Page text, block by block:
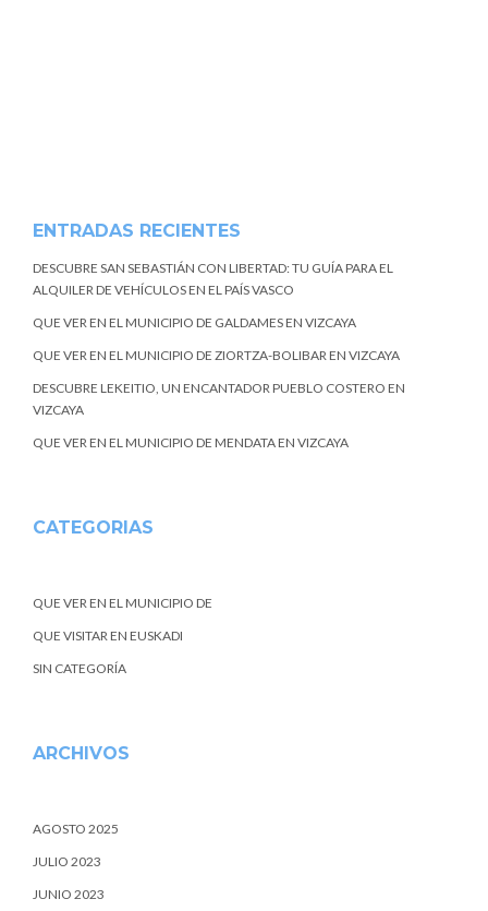
ENTRADAS RECIENTES
DESCUBRE SAN SEBASTIÁN CON LIBERTAD: TU GUÍA PARA EL
ALQUILER DE VEHÍCULOS EN EL PAÍS VASCO
QUE VER EN EL MUNICIPIO DE GALDAMES EN VIZCAYA
QUE VER EN EL MUNICIPIO DE ZIORTZA-BOLIBAR EN VIZCAYA
DESCUBRE LEKEITIO, UN ENCANTADOR PUEBLO COSTERO EN
VIZCAYA
QUE VER EN EL MUNICIPIO DE MENDATA EN VIZCAYA
CATEGORIAS
QUE VER EN EL MUNICIPIO DE
QUE VISITAR EN EUSKADI
SIN CATEGORÍA
ARCHIVOS
AGOSTO 2025
JULIO 2023
JUNIO 2023